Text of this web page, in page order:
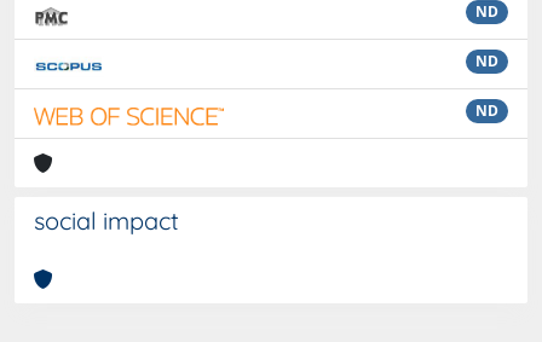
ND
ND
ND
social impact